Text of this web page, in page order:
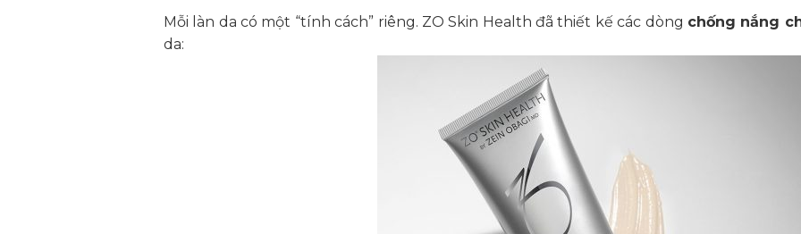
Mỗi làn da có một “tính cách” riêng. ZO Skin Health đã thiết kế các dòng chống nắng
da: